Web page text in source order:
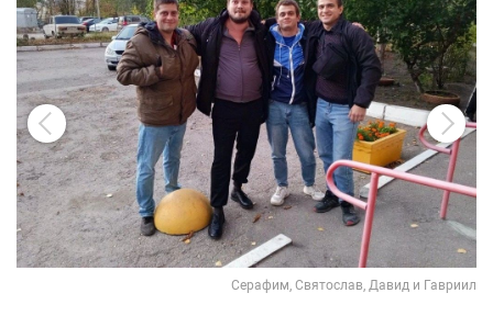
Серафим, Святослав, Давид и Гавриил